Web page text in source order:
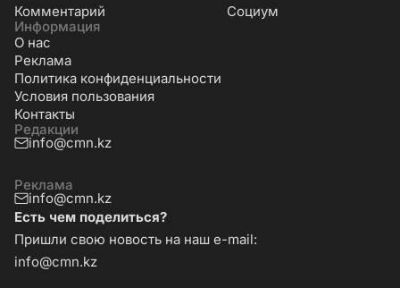
Комментарий
Социум
Информация
О нас
Реклама
Политика конфиденциальности
Условия пользования
Контакты
Редакции
info@cmn.kz
Реклама
info@cmn.kz
Есть чем поделиться?
Пришли свою новость на наш e-mail:
info@cmn.kz